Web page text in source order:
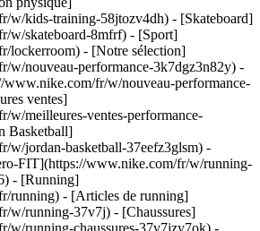
w/kids-training-58jtozv4dh) - [Skateboard]
w/skateboard-8mfrf) - [Sport]
lockerroom) - [Notre sélection]
w/nouveau-performance-3k7dgz3n82y) -
www.nike.com/fr/w/nouveau-performance-
ventes]
w/meilleures-ventes-performance-
Basketball]
w/jordan-basketball-37eefz3glsm) -
FIT](https://www.nike.com/fr/w/running-
- [Running]
running) - [Articles de running]
w/running-37v7j) - [Chaussures]
w/running-chaussures-37v7jzy7ok) -